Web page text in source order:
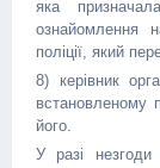
яка
ознайомлення
поліції, який
8) керівник
встановленому
його.
У разі незгоди